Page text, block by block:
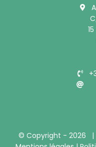
C/
15
© Copyright - 2026 |